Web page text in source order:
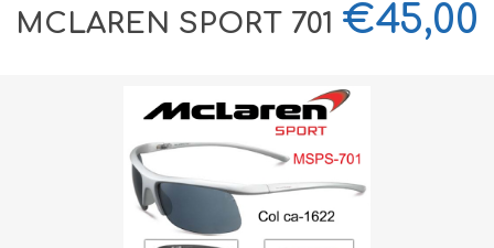
MCLAREN SPORT 701 €45,00